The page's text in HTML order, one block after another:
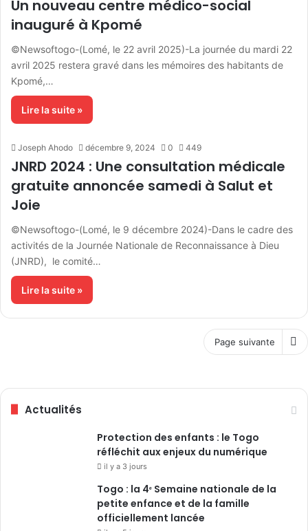
Un nouveau centre médico-social
inauguré à Kpomé
©Newsoftogo-(Lomé, le 22 avril 2025)-La journée du mardi 22
avril 2025 restera gravé dans les mémoires des habitants de
Kpomé,…
Lire la suite »
Joseph Ahodo décembre 9, 2024 0 449
JNRD 2024 : Une consultation médicale
gratuite annoncée samedi à Salut et
Joie
©Newsoftogo-(Lomé, le 9 décembre 2024)-Dans le cadre des
activités de la Journée Nationale de Reconnaissance à Dieu
(JNRD), le comité…
Lire la suite »
Page suivante
Actualités
Protection des enfants : le Togo
réfléchit aux enjeux du numérique
il y a 3 jours
Togo : la 4ᵉ Semaine nationale de la
petite enfance et de la famille
officiellement lancée